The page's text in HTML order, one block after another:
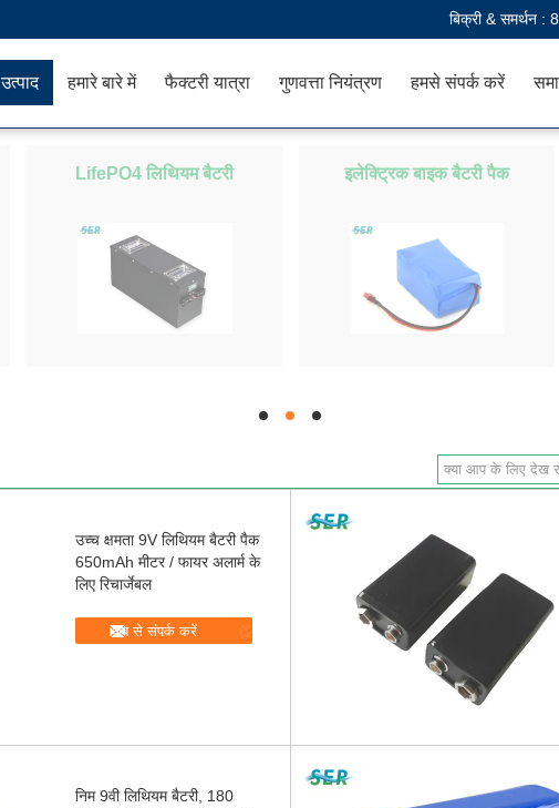
बिक्री & समर्थन :
उत्पाद हमारे बारे में फैक्टरी यात्रा गुणवत्ता नियंत्रण हमसे संपर्क करें
LifePO4 लिथियम बैटरी इलेक्ट्रिक बाइक बैटरी पैक
hd hd hd
उच्च क्षमता 9V लिथियम बैटरी पैक
650mAh मीटर / फायर अलार्म के
लिए रिचार्जेबल
अब से संपर्क करें
निम 9वी लिथियम बैटरी, 180